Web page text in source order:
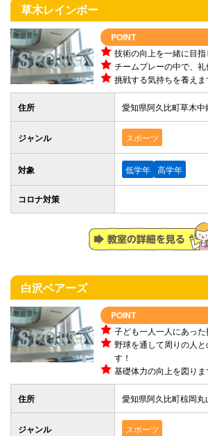
草木レインボー
POINT
技術の向上を一緒に目指
チームプレーの中で、礼
挑戦する気持ちを養えま
住所 愛知県阿久比町草木中
ジャンル スポーツ
対象 低学年 高学年
コロナ対策
白沢ベアーズ
POINT
子ども一人一人にあった
野球を通して周りの人
す！
基礎体力の向上を図りま
住所 愛知県阿久比町椋岡丸
ジャンル スポーツ